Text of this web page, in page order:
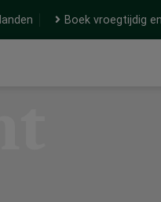
Boek vroegtijdig